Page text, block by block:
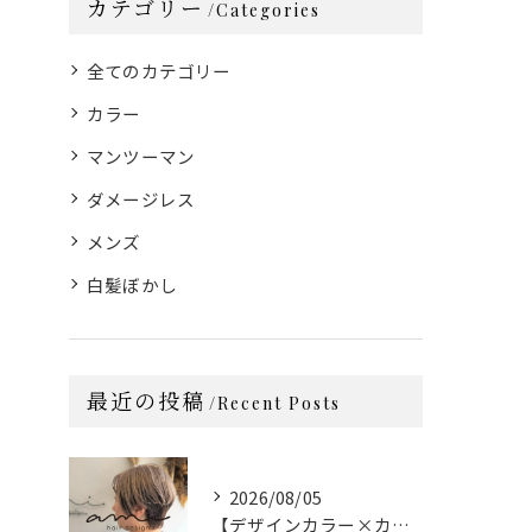
カテゴリー Categories
全てのカテゴリー
カラー
マンツーマン
ダメージレス
メンズ
白髪ぼかし
最近の投稿 Recent Posts
2026/08/05
【デザインカラー×カット】